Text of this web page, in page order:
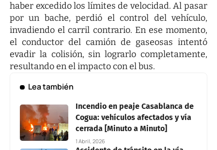
haber excedido los límites de velocidad. Al pasar
por un bache, perdió el control del vehículo,
invadiendo el carril contrario. En ese momento,
el conductor del camión de gaseosas intentó
evadir la colisión, sin lograrlo completamente,
resultando en el impacto con el bus.
Lea también
Incendio en peaje Casablanca de
Cogua: vehículos afectados y vía
cerrada [Minuto a Minuto]
1 Abril, 2026